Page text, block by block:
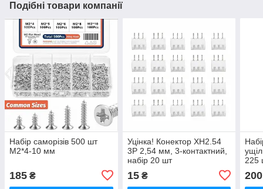
Подібні товари компанії
Набір саморізів 500 шт
М2*4-10 мм
185 ₴
Уцінка! Конектор XH2.54
3P 2,54 мм, 3-контактний,
набір 20 шт
15₴
225
200